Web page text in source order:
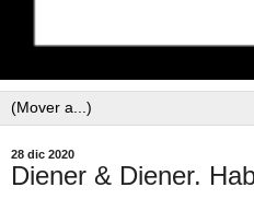
28 dic 2020
Diener & Diener.